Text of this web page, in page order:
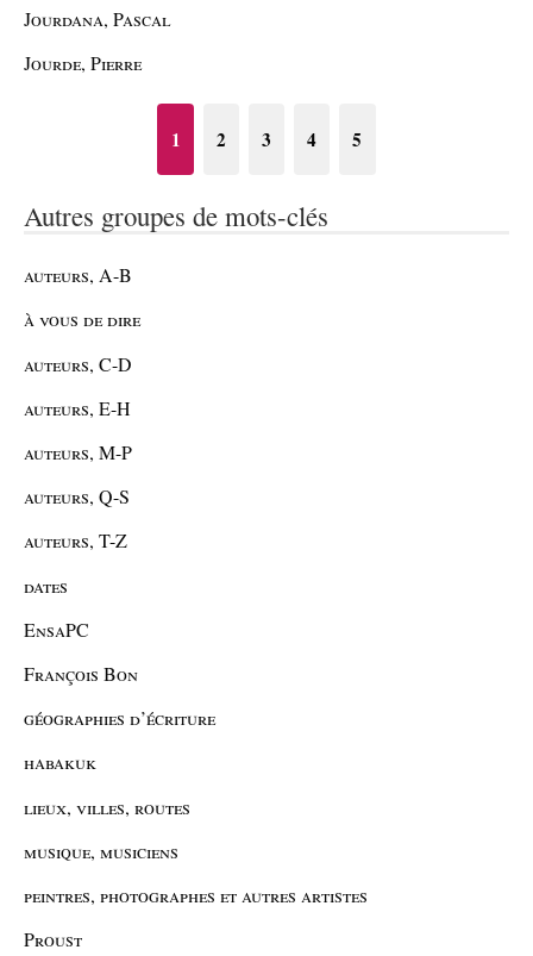
Jourdana, Pascal
Jourde, Pierre
1 2 3 4 5
Autres groupes de mots-clés
auteurs, A-B
à vous de dire
auteurs, C-D
auteurs, E-H
auteurs, M-P
auteurs, Q-S
auteurs, T-Z
dates
EnsaPC
François Bon
géographies d’écriture
habakuk
lieux, villes, routes
musique, musiciens
peintres, photographes et autres artistes
Proust